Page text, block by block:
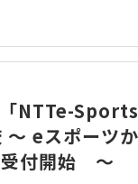
NTTe-
eスポーツ
受付開始 ～